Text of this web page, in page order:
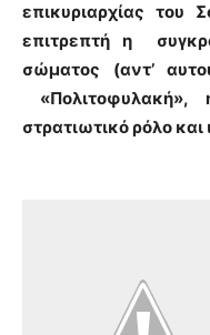
επικυριαρχίας του
επιτρεπτή η
σώματος (αντ’
στρατιωτικό ρόλο και